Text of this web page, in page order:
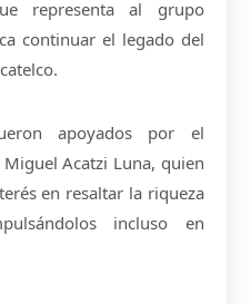
representa al grupo
continuar el legado del
apoyados por el
Acatzi Luna, quien
en resaltar la riqueza
incluso en